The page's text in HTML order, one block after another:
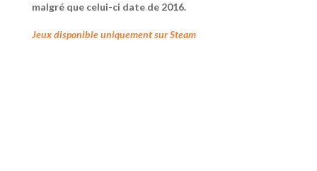
malgré que celui-ci date de 2016.
Jeux disponible uniquement sur Steam